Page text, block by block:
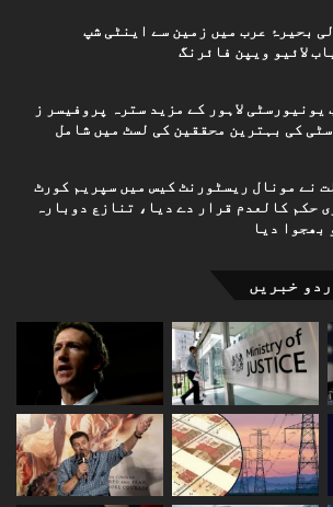
بحیرۂ عرب میں زمین سے اینٹی شپ
لائیو ویپن فائرنگ
یونیورسٹی لاہور کے مزید سترہ پروفیسر ز
کی بہترین محققین کی لسٹ میں شامل
نے مونال ریسٹورنٹ کیس میں سپریم کورٹ
مسماری حکم کالعدم قرار دے دیا، تنازع دوبارہ
بھجوا دیا
خبریں